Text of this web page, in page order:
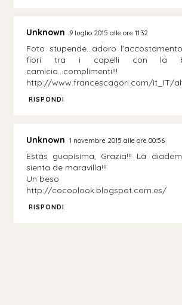
Unknown 9 luglio 2015 alle ore 11:32
Foto stupende...adoro
fiori tra i capelli con la
camicia...complimenti!!!
http://www.francescagori.com/it_IT/
RISPONDI
Unknown 1 novembre 2015 alle ore 00:56
Estás guapísima, Grazia!!! La
sienta de maravilla!!!
Un beso
http://cocoolook.blogspot.com.es/
RISPONDI